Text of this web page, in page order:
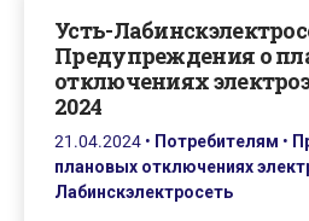
Усть-
Предупреждения о
отключениях
2024
21.04.2024 • Потребителям •
плановых отключениях
Лабинскэлектросеть